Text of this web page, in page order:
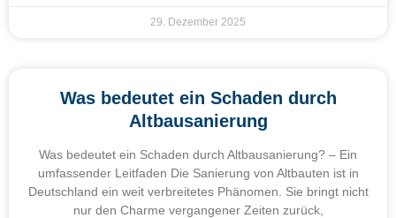
29. Dezember 2025
Was bedeutet ein Schaden durch
Altbausanierung
Was bedeutet ein Schaden durch Altbausanierung? – Ein
umfassender Leitfaden Die Sanierung von Altbauten ist in
Deutschland ein weit verbreitetes Phänomen. Sie bringt nicht
nur den Charme vergangener Zeiten zurück,